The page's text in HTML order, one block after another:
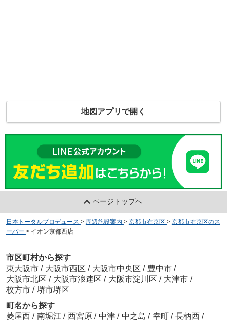
地図アプリで開く
ページトップへ
日本トータルプロデュース > 周辺施設案内 > 京都市右京区 > 京都市右京区のス
ーパー > イオン京都西店
市区町村から探す
東大阪市 / 大阪市西区 / 大阪市中央区 / 豊中市 /
大阪市北区 / 大阪市浪速区 / 大阪市淀川区 / 大津市 /
枚方市 / 堺市堺区
町名から探す
菱屋西 / 南堀江 / 西宮原 / 中津 / 中之島 / 幸町 / 長柄西 /